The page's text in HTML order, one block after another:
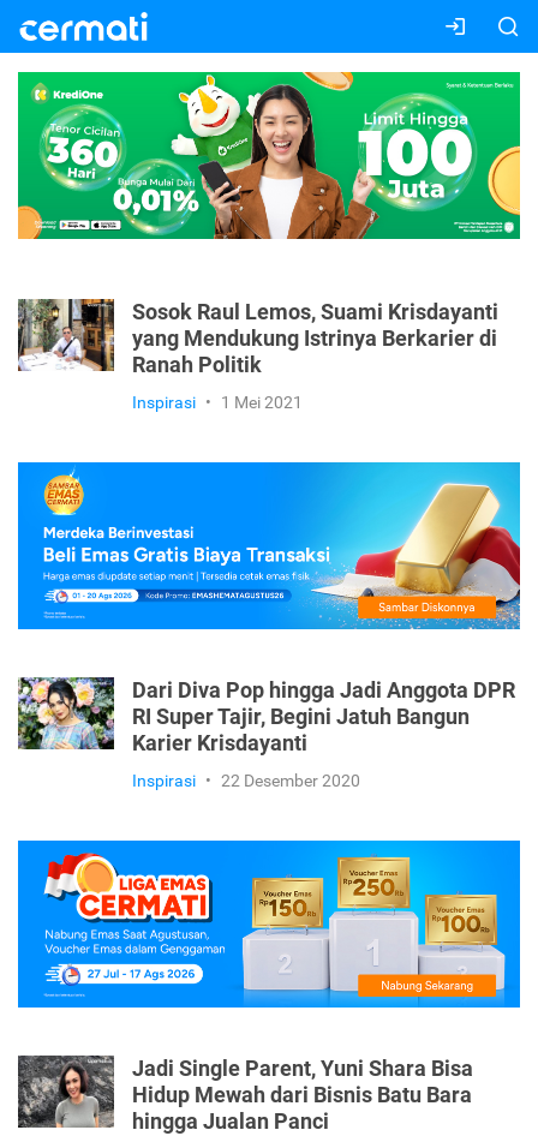
Sosok Raul Lemos, Suami Krisdayanti
yang Mendukung Istrinya Berkarier di
Ranah Politik
Inspirasi • 1 Mei 2021
Dari Diva Pop hingga Jadi Anggota DPR
RI Super Tajir, Begini Jatuh Bangun
Karier Krisdayanti
Inspirasi • 22 Desember 2020
Jadi Single Parent, Yuni Shara Bisa
Hidup Mewah dari Bisnis Batu Bara
hingga Jualan Panci